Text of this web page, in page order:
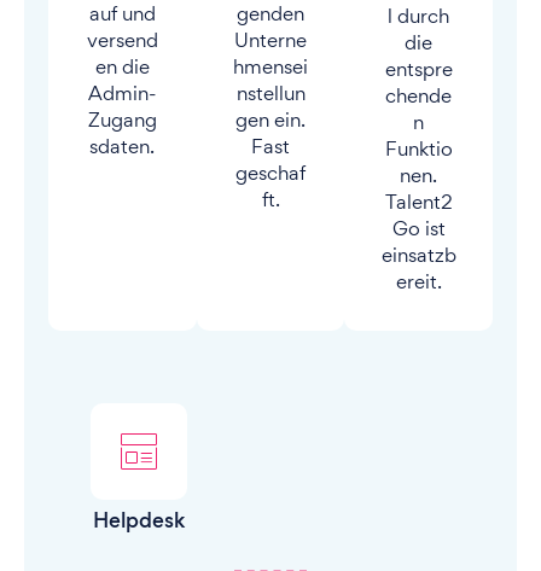
auf und
versend
en die
Admin-
Zugang
sdaten.
genden
Unterne
hmensei
nstellun
gen ein.
Fast
geschaf
ft.
l durch
die
entspre
chende
n
Funktio
nen.
Talent2
Go ist
einsatzb
ereit.
Helpdesk